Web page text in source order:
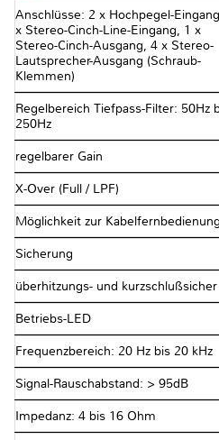
Anschlüsse: 2 x Hochpegel-
x Stereo-Cinch-Line-Eingang, 1 x
Stereo-Cinch-Ausgang, 4 x Stereo-
Lautsprecher-Ausgang (Schraub-
Klemmen)
Regelbereich Tiefpass-Filter: 50Hz
250Hz
regelbarer Gain
X-Over (Full / LPF)
Möglichkeit zur Kabelfernbedienung
Sicherung
überhitzungs- und kurzschlußsicher
Betriebs-LED
Frequenzbereich: 20 Hz bis 20 kHz
Signal-Rauschabstand: > 95dB
Impedanz: 4 bis 16 Ohm